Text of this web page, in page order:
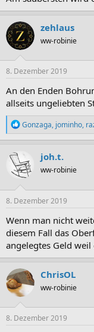
zehlaus
ww-robinie
8. Dezember 2019
An den Enden
allseits ungeliebten
R
e
a
t
i
o
n
e
:
Gonzaga, jominho,
joh.t.
ww-robinie
8. Dezember 2019
Wenn man nicht
diesem Fall das
angelegtes Geld
ChrisOL
ww-robinie
8. Dezember 2019